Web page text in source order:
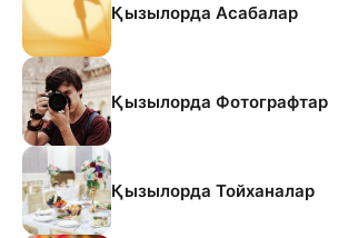
Қызылорда Асабалар
Қызылорда Фотографтар
Қызылорда Тойханалар